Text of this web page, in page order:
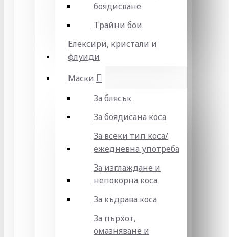
боядисване
Трайни бои
Елексири, кристали и
флуиди
Маски
За блясък
За боядисана коса
За всеки тип коса/
ежедневна употреба
За изглаждане и
непокорна коса
За къдрава коса
За пърхот,
омазняване и